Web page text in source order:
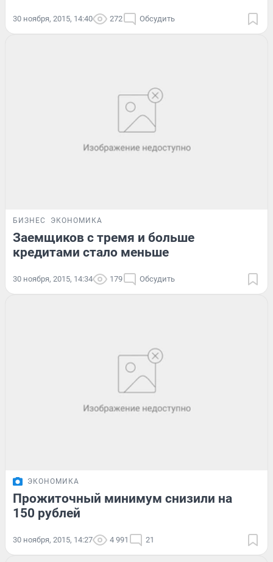
30 ноября, 2015, 14:40 272 Обсудить
БИЗНЕС ЭКОНОМИКА
Заемщиков с тремя и больше
кредитами стало меньше
30 ноября, 2015, 14:34 179 Обсудить
ЭКОНОМИКА
Прожиточный минимум снизили на
150 рублей
30 ноября, 2015, 14:27 4 991 21